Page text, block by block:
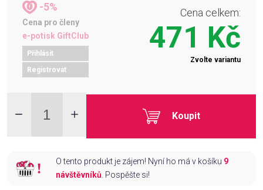
-5%
Cena pro členy
e-potisk GiftClub
Přihlásit
Registrovat
Cena celkem:
471 Kč
Zvolte variantu
Koupit
O tento produkt je zájem! Nyní ho má v košíku 9
návštěvníků. Pospěšte si!